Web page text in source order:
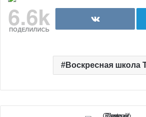
6.6k
ПОДЕЛИЛИСЬ
Воскресная школа